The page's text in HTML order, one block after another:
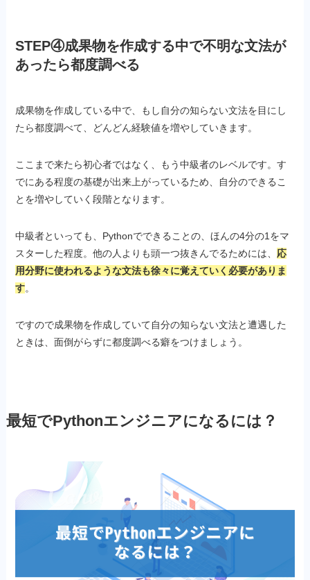
STEP④成果物を作成する中で不明な文法が
あったら都度調べる
成果物を作成している中で、もし自分の知らない文法を目にし
たら都度調べて、どんどん経験値を増やしていきます。
ここまで来たら初心者ではなく、もう中級者のレベルです。す
でにある程度の基礎が出来上がっているため、自分のできるこ
とを増やしていく段階となります。
中級者といっても、Pythonでできることの、ほんの4分の1をマ
スターした程度。他の人よりも頭一つ抜きんでるためには、 応
用分野に使われるような文法も徐々に覚えていく必要がありま
す。
ですので成果物を作成していて自分の知らない文法と遭遇した
ときは、面倒がらずに都度調べる癖をつけましょう。
最短でPythonエンジニアになるには？